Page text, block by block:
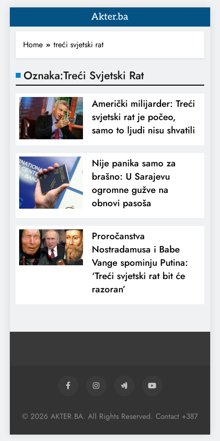
Akter.ba
Home treći svjetski rat
Oznaka:Treći Svjetski Rat
Američki milijarder: Treći
svjetski rat je počeo,
samo to ljudi nisu shvatili
Nije panika samo za
brašno: U Sarajevu
ogromne gužve na
obnovi pasoša
Proročanstva
Nostradamusa i Babe
Vange spominju Putina:
‘Treći svjetski rat bit će
razoran’
© 2026 AKTER.BA. All Rights Reserved. Contact +387